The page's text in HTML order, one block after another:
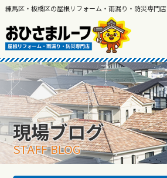
練馬区・板橋区の屋根リフォーム・雨漏り・防災専門店
現場ブログ
STAFF BLOG